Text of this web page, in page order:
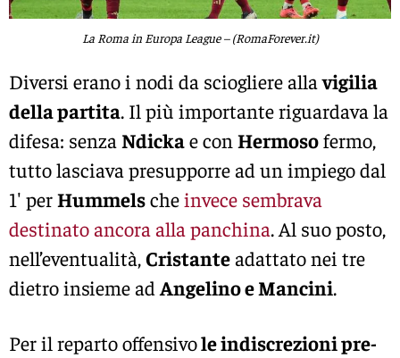
La Roma in Europa League – (RomaForever.it)
Diversi erano i nodi da sciogliere allavigilia
della partita. Il più importante riguardava la
difesa: senza Ndickae con Hermosofermo,
tutto lasciava presupporre ad un impiego dal
1′ perHummelscheinvece sembrava
destinato ancora alla panchina. Al suo posto,
nell’eventualità,Cristanteadattato nei tre
dietro insieme ad Angelino e Mancini.
Per il reparto offensivole indiscrezioni pre-